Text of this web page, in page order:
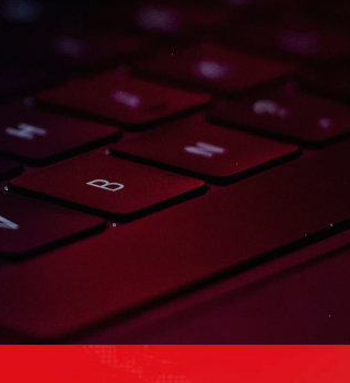
，武威SEO优化排名